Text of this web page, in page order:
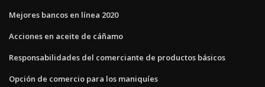
Mejores bancos en línea 2020
Acciones en aceite de cáñamo
Responsabilidades del comerciante de productos básicos
Opción de comercio para los maniquíes